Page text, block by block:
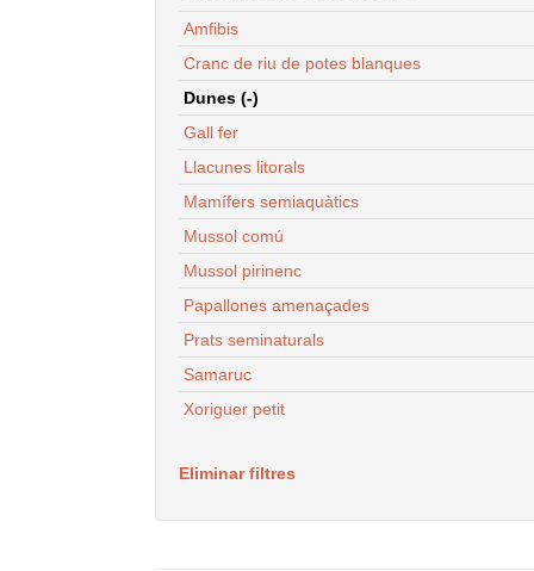
Amfibis
Cranc de riu de potes blanques
Dunes (-)
Gall fer
Llacunes litorals
Mamífers semiaquàtics
Mussol comú
Mussol pirinenc
Papallones amenaçades
Prats seminaturals
Samaruc
Xoriguer petit
Eliminar filtres